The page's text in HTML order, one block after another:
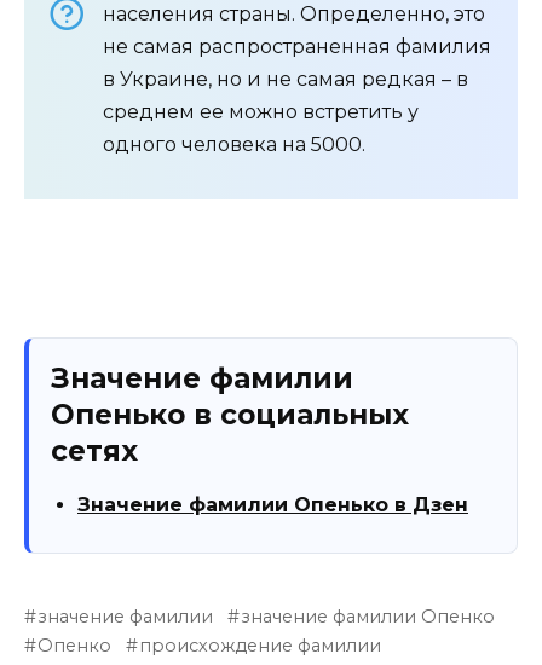
населения страны. Определенно, это
не самая распространенная фамилия
в Украине, но и не самая редкая – в
среднем ее можно встретить у
одного человека на 5000.
Значение фамилии
Опенько в социальных
сетях
Значение фамилии Опенько в Дзен
значение фамилии
значение фамилии Опенко
Опенко
происхождение фамилии